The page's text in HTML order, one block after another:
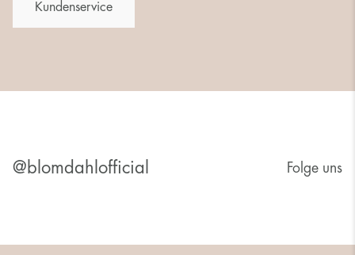
Kundenservice
@blomdahlofficial Folge uns